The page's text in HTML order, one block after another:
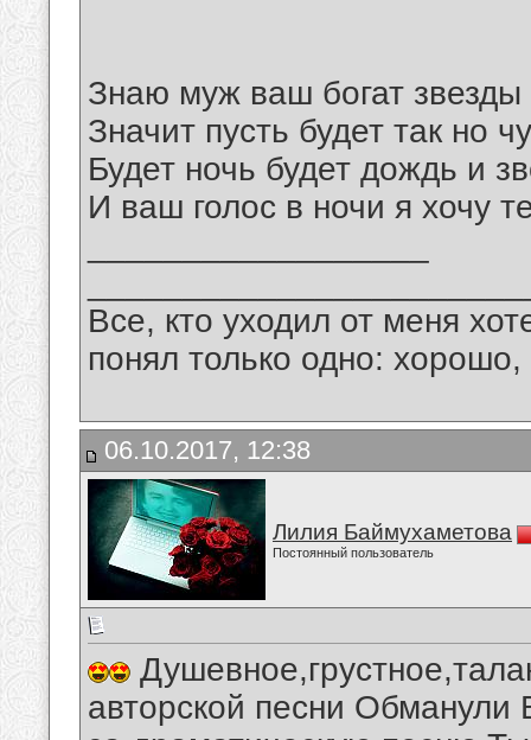
Знаю муж ваш богат звезды
Значит пусть будет так но
Будет ночь будет дождь и
И ваш голос в ночи я хочу
Все, кто уходил от меня
понял только одно:
06.10.2017, 12:38
Лилия Баймухаметова
Постоянный пользователь
авторской песни